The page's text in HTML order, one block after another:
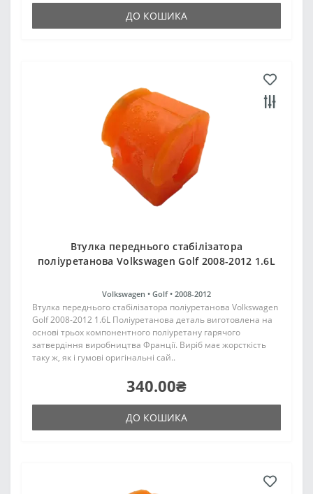
ДО КОШИКА
Втулка переднього стабілізатора
поліуретанова Volkswagen Golf 2008-2012 1.6L
Volkswagen • Golf • 2008-2012
Втулка переднього стабілізатора поліуретанова Volkswagen
Golf 2008-2012 1.6L Поліуретанова деталь виготовлена на
основі трьох компонентного поліуретану гарячого
затвердіння виробництва Франції. Виріб має жорсткість
таку ж, як і гумові оригінальні сай..
340.00₴
ДО КОШИКА